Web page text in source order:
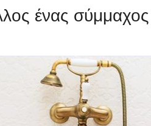
ένας σύμμαχος